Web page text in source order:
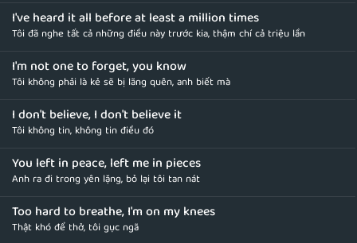
I've heard it all before at least a million times
Tôi đã nghe tất cả những điều này trước kia, thậm chí cả triệu lần
I'm not one to forget, you know
Tôi không phải là kẻ sẽ bị lãng quên, anh biết mà
I don't believe, I don't believe it
Tôi không tin, không tin điều đó
You left in peace, left me in pieces
Anh ra đi trong yên lặng, bỏ lại tôi tan nát
Too hard to breathe, I'm on my knees
Thật khó để thở, tôi gục ngã